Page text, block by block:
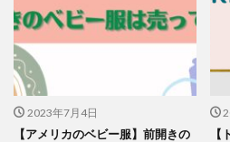
2023年7月4日
【アメリカのベビー服】前開きの